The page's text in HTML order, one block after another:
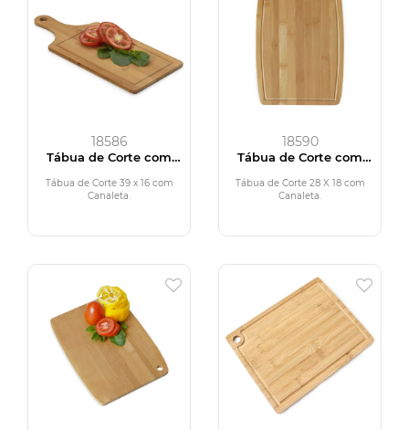
18586
Tábua de Corte com
Tábua de Corte 39 x 16 com
Canaleta.
18590
Tábua de Corte com
Tábua de Corte 28 X 18 com
Canaleta.